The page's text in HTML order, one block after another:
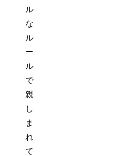
ル
な
ル
ー
ル
で
親
し
ま
れ
て